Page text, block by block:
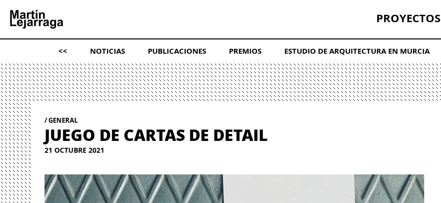
PROYECTOS
<< NOTICIAS PUBLICACIONES PREMIOS ESTUDIO DE ARQUITECTURA EN MURCIA
GENERAL
JUEGO DE CARTAS DE DETAIL
21 OCTUBRE 2021